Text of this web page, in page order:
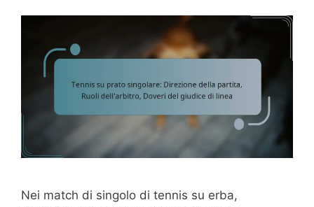
Nei match di singolo di tennis su erba,